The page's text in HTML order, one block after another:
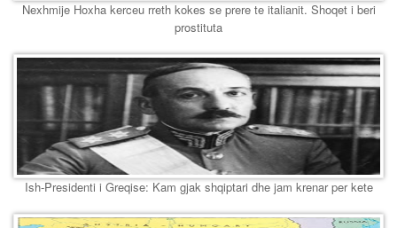
Nexhmije Hoxha kerceu rreth kokes se prere te italianit. Shoqet i beri
prostituta
Ish-Presidenti i Greqise: Kam gjak shqiptari dhe jam krenar per kete